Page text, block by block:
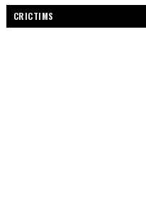
CRICTIMS